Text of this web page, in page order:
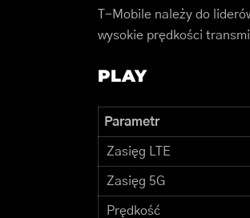
T-Mobile należy do
wysokie prędkości
PLAY
Parametr
Zasięg LTE
Zasięg 5G
Prędkość